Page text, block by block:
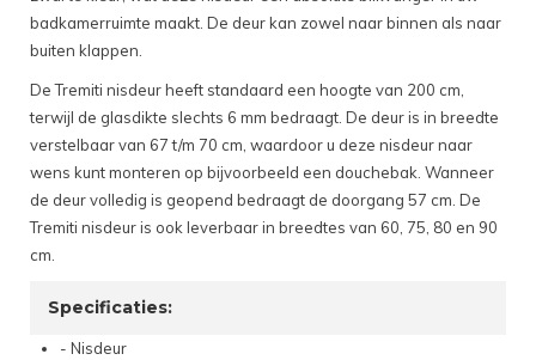
badkamerruimte maakt. De deur kan zowel naar binnen als naar
buiten klappen.
De Tremiti nisdeur heeft standaard een hoogte van 200 cm,
terwijl de glasdikte slechts 6 mm bedraagt. De deur is in breedte
verstelbaar van 67 t/m 70 cm, waardoor u deze nisdeur naar
wens kunt monteren op bijvoorbeeld een douchebak. Wanneer
de deur volledig is geopend bedraagt de doorgang 57 cm. De
Tremiti nisdeur is ook leverbaar in breedtes van 60, 75, 80 en 90
cm.
Specificaties:
- Nisdeur